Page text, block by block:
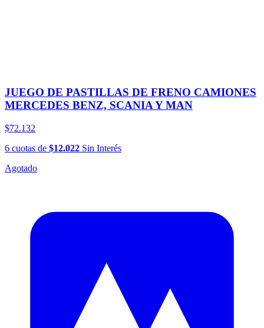
JUEGO DE PASTILLAS DE FRENO CAMIONES
MERCEDES BENZ, SCANIA Y MAN
$72.132
6 cuotas de $12.022 Sin Interés
Agotado